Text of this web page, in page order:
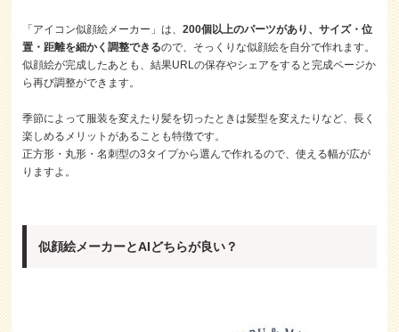
「アイコン似顔絵メーカー」は、200個以上のパーツがあり、サイズ・位
置・距離を細かく調整できるので、そっくりな似顔絵を自分で作れます。
似顔絵が完成したあとも、結果URLの保存やシェアをすると完成ページか
ら再び調整ができます。
季節によって服装を変えたり髪を切ったときは髪型を変えたりなど、長く
楽しめるメリットがあることも特徴です。
正方形・丸形・名刺型の3タイプから選んで作れるので、使える幅が広が
りますよ。
似顔絵メーカーとAIどちらが良い？